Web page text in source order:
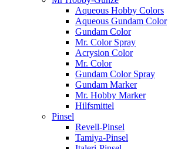
Aqueous Hobby Colors
Aqueous Gundam Color
Gundam Color
Mr. Color Spray
Acrysion Color
Mr. Color
Gundam Color Spray
Gundam Marker
Mr. Hobby Marker
Hilfsmittel
Pinsel
Revell-Pinsel
Tamiya-Pinsel